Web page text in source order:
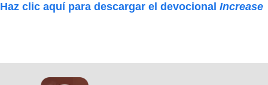
Haz clic aquí para descargar el devocional Increase